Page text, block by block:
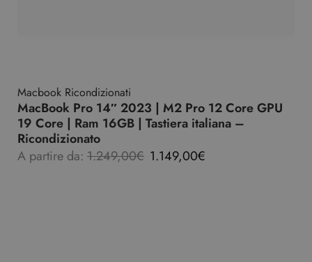
Macbook Ricondizionati
MacBook Pro 14″ 2023 | M2 Pro 12 Core GPU
19 Core | Ram 16GB | Tastiera italiana –
Ricondizionato
A partire da: 1.249,00€ 1.149,00€